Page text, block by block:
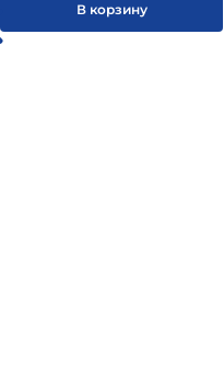
В корзину